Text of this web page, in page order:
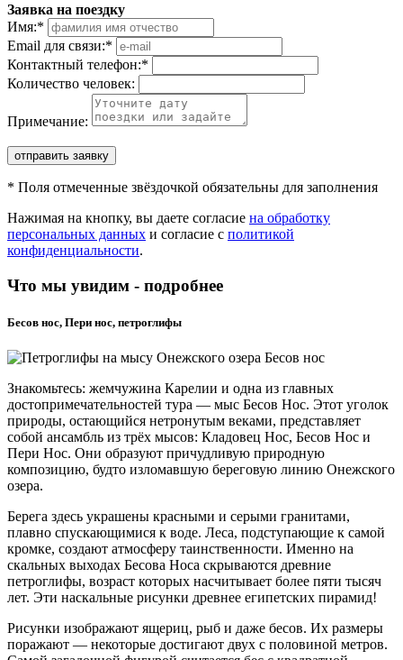
Заявка на поездку
Имя:*
Email для связи:*
Контактный телефон:*
Количество человек:
Примечание:
отправить заявку
* Поля отмеченные звёздочкой обязательны для заполнения
Нажимая на кнопку, вы даете согласие на обработку
персональных данных и согласие с политикой
конфиденциальности.
Что мы увидим - подробнее
Бесов нос, Пери нос, петроглифы
Знакомьтесь: жемчужина Карелии и одна из главных
достопримечательностей тура — мыс Бесов Нос. Этот уголок
природы, остающийся нетронутым веками, представляет
собой ансамбль из трёх мысов: Кладовец Нос, Бесов Нос и
Пери Нос. Они образуют причудливую природную
композицию, будто изломавшую береговую линию Онежского
озера.
Берега здесь украшены красными и серыми гранитами,
плавно спускающимися к воде. Леса, подступающие к самой
кромке, создают атмосферу таинственности. Именно на
скальных выходах Бесова Носа скрываются древние
петроглифы, возраст которых насчитывает более пяти тысяч
лет. Эти наскальные рисунки древнее египетских пирамид!
Рисунки изображают ящериц, рыб и даже бесов. Их размеры
поражают — некоторые достигают двух с половиной метров.